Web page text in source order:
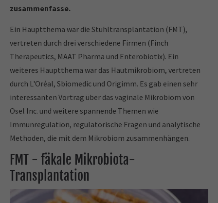
zusammenfasse.
Ein Hauptthema war die Stuhltransplantation (FMT),
vertreten durch drei verschiedene Firmen (Finch
Therapeutics, MAAT Pharma und Enterobiotix). Ein
weiteres Hauptthema war das Hautmikrobiom, vertreten
durch L'Oréal, Sbiomedic und Origimm. Es gab einen sehr
interessanten Vortrag über das vaginale Mikrobiom von
Osel Inc. und weitere spannende Themen wie
Immunregulation, regulatorische Fragen und analytische
Methoden, die mit dem Mikrobiom zusammenhängen.
FMT - fäkale Mikrobiota-
Transplantation